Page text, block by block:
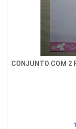
CONJUNTO COM 2